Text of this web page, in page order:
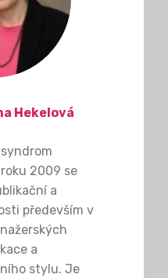
Hekelová
2009 se
a
především v
a
stylu. Je